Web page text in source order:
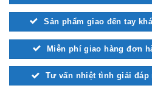
Sản phẩm giao đến tay
Miễn phí giao hàng đơn
Tư vấn nhiệt tình giải đáp